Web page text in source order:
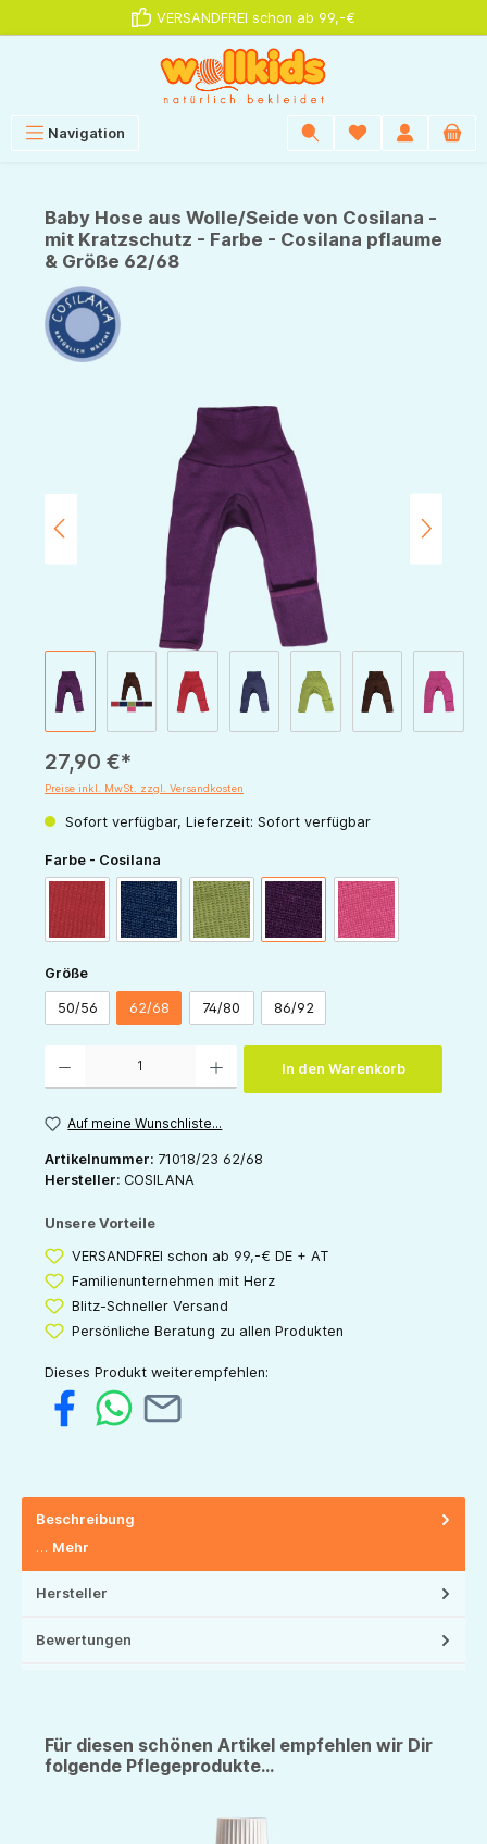
VERSANDFREI schon ab 99,-€
Navigation
Baby Hose aus Wolle/Seide von Cosilana -
mit Kratzschutz - Farbe - Cosilana pflaume
& Größe 62/68
Bildergalerie überspringen
27,90 €*
Preise inkl. MwSt. zzgl. Versandkosten
Sofort verfügbar, Lieferzeit: Sofort verfügbar
Farbe - Cosilana
marine grün pflaume pink
Größeauswählen
50/56 62/68 74/80 86/92
In den Warenkorb
Auf meine Wunschliste...
Artikelnummer: 71018/23 62/68
Hersteller: COSILANA
Unsere Vorteile
VERSANDFREI schon ab 99,-€ DE + AT
Familienunternehmen mit Herz
Blitz-Schneller Versand
Persönliche Beratung zu allen Produkten
Dieses Produkt weiterempfehlen:
Beschreibung
… Mehr
Hersteller
Bewertungen
Für diesen schönen Artikel empfehlen wir Dir
folgende Pflegeprodukte...